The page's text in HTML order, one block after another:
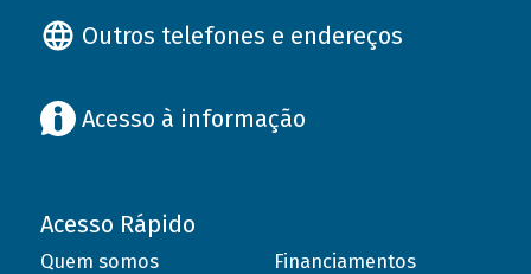
Outros telefones e endereços
Acesso à informação
Acesso Rápido
Quem somos
Financiamentos